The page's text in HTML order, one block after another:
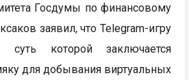
Госдумы по финансовому
заявил, что Telegram-игру
суть которой заключается
для добывания виртуальных